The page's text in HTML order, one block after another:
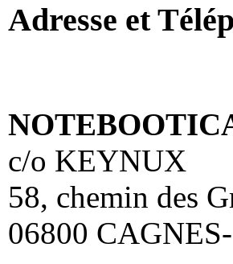
Adresse et
c/o KEYNUX
58, chemin des
06800